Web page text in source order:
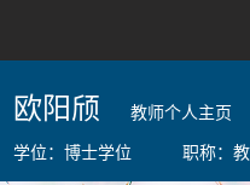
欧阳颀 教师个人主页
学位： 博士学位 职称：